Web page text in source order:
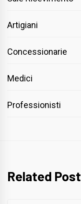
Artigiani
Concessionarie
Medici
Professionisti
Related Post